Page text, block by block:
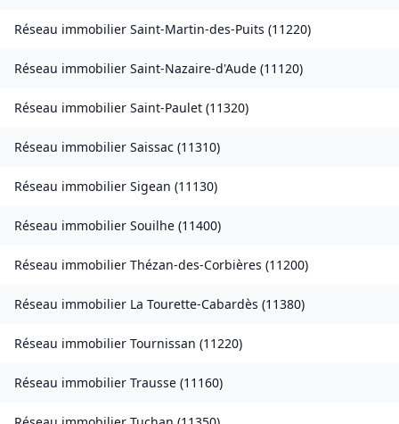
Réseau immobilier Saint-Martin-des-Puits (11220)
Réseau immobilier Saint-Nazaire-d'Aude (11120)
Réseau immobilier Saint-Paulet (11320)
Réseau immobilier Saissac (11310)
Réseau immobilier Sigean (11130)
Réseau immobilier Souilhe (11400)
Réseau immobilier Thézan-des-Corbières (11200)
Réseau immobilier La Tourette-Cabardès (11380)
Réseau immobilier Tournissan (11220)
Réseau immobilier Trausse (11160)